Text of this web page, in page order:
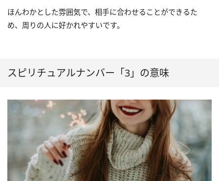
ほんわかとした雰囲気で、相手に合わせることができるた
め、周りの人に好かれやすいです。
スピリチュアルナンバー「3」の意味